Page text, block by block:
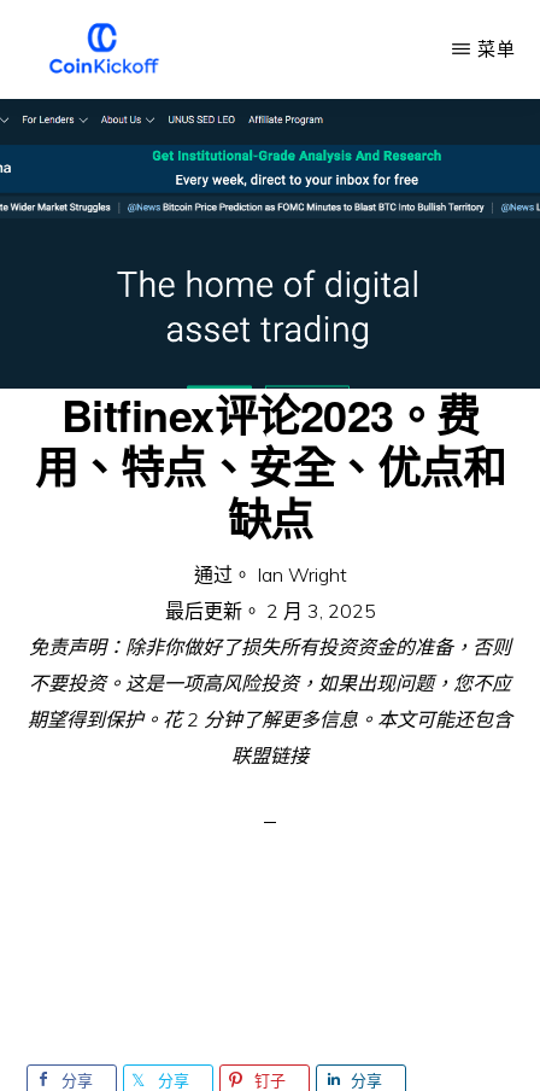
主
要
内
容
COIN
开
球
菜单
Bitfinex评论2023。费
用、特点、安全、优点和
缺点
通过。 Ian Wright
最后更新。 2 月 3, 2025
免责声明：除非你做好了损失所有投资资金的准备，否则
不要投资。这是一项高风险投资，如果出现问题，您不应
期望得到保护。花 2 分钟了解更多信息。本文可能还包含
联盟链接
分享 分享 钉子 分享